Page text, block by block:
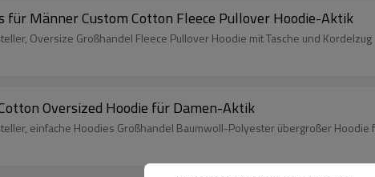
für Männer Custom Cotton Fleece Pullover Hoodie-Aktik
Oversize Großhandel Fleece Pullover Hoodie mit Tasche und Kordelzug
Oversized Hoodie für Damen-Aktik
einfache Hoodies Großhandel Baumwoll-Polyester übergroßer Hoodie